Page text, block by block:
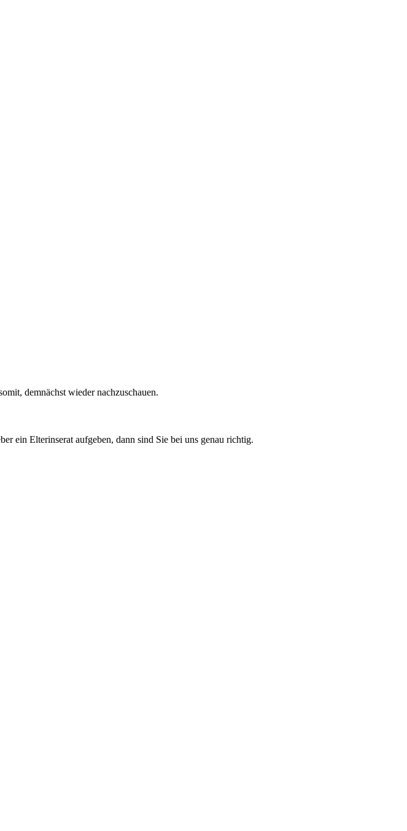
demnächst wieder nachzuschauen.
ein Elterinserat aufgeben, dann sind Sie bei uns genau richtig.